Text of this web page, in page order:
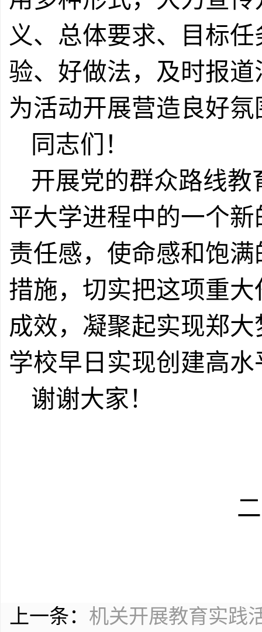
义、总体要求、目标
验、好做法，及时报
为活动开展营造良好氛
同志们！
开展党的群众路线
平大学进程中的一个
责任感，使命感和饱
措施， 切实把这项重
成效，凝聚起实现郑
学校早日实现创建高
谢谢大家！
上一条： 机关开展教育实践